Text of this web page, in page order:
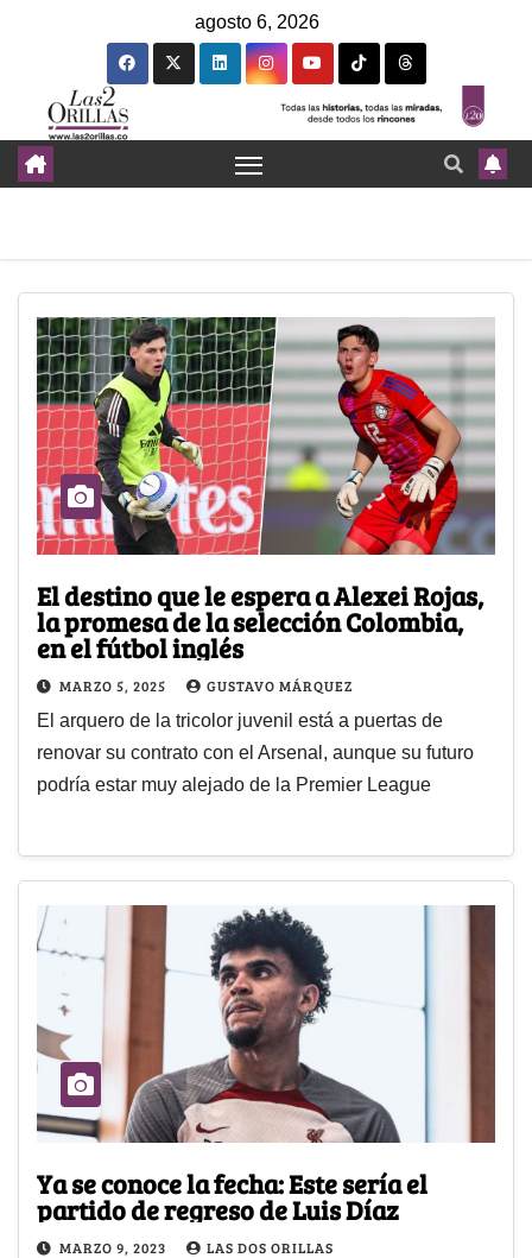
agosto 6, 2026
El destino que le espera a Alexei Rojas,
la promesa de la selección Colombia,
en el fútbol inglés
MARZO 5, 2025 GUSTAVO MÁRQUEZ
El arquero de la tricolor juvenil está a puertas de
renovar su contrato con el Arsenal, aunque su futuro
podría estar muy alejado de la Premier League
Ya se conoce la fecha: Este sería el
partido de regreso de Luis Díaz
MARZO 9, 2023 LAS DOS ORILLAS